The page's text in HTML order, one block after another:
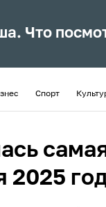
Что
Спорт
2025